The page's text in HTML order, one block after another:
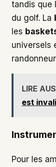
tandis que
du golf. La
les
universels
LIRE
est
Pour les